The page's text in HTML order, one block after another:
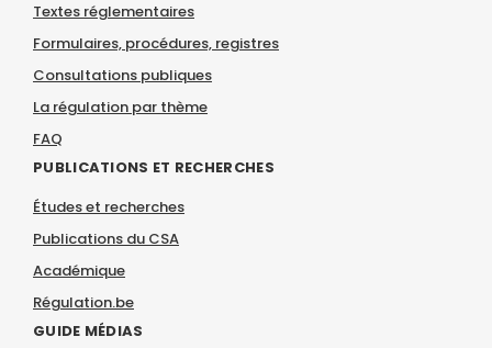
Textes réglementaires
Formulaires, procédures, registres
Consultations publiques
La régulation par thème
FAQ
PUBLICATIONS ET RECHERCHES
Études et recherches
Publications du CSA
Académique
Régulation.be
GUIDE MÉDIAS